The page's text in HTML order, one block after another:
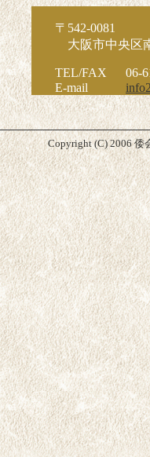
〒542-0081
大阪市中央区
TEL/FAX 06-
E-mail
Copyright (C) 2006 倭